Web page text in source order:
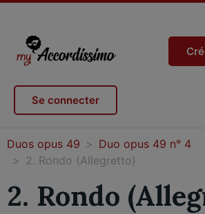
Se connecter
Duos opus 49
Duo opus 49 n° 4
2. Rondo (Allegretto)
2. Rondo